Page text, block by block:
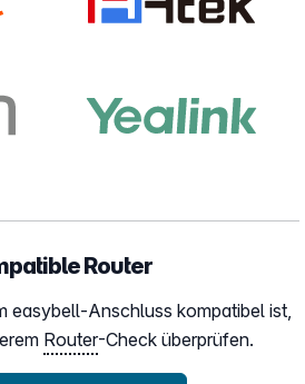
Router
easybell-Anschluss kompatibel ist,
Router-Check überprüfen.